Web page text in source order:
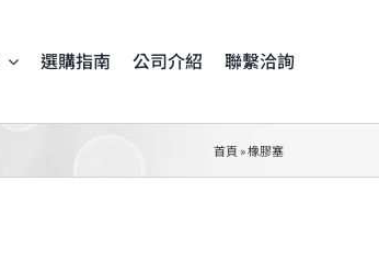
選購指南 公司介紹 聯繫洽詢
首頁 »橡膠塞